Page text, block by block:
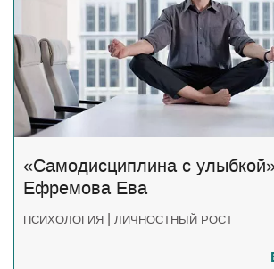
«Самодисциплина с
Ефремова Ева
ПСИХОЛОГИЯ | ЛИЧНОСТНЫЙ РОСТ